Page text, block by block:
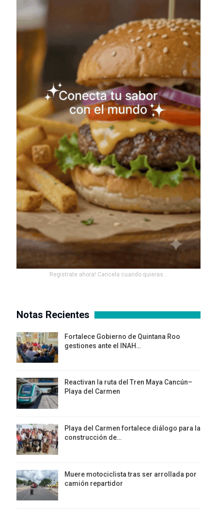
Registrate ahora! Cancela cuando quieras...
Notas Recientes
Fortalece Gobierno de Quintana Roo
gestiones ante el INAH…
Reactivan la ruta del Tren Maya Cancún–
Playa del Carmen
Playa del Carmen fortalece diálogo para la
construcción de…
Muere motociclista tras ser arrollada por
camión repartidor